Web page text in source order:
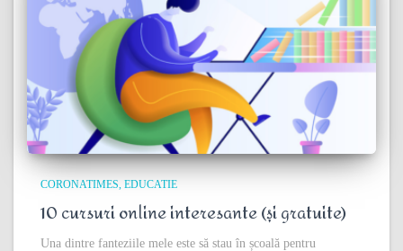
CORONATIMES EDUCATIE
10 cursuri online interesante (și gratuite)
Una dintre fanteziile mele este să stau în școală pentru